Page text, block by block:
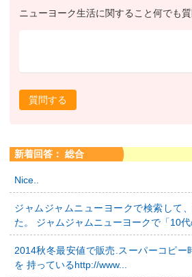
ニューヨーク生活に関すること何でも質
質問する
新着回答： 総合
Nice..
ジャムジャムニューヨークで検索して
た。 ジャムジャムニューヨークで「10代
2014秋冬最安値で販売.スーパーコピー
を 持っているhttp://www...